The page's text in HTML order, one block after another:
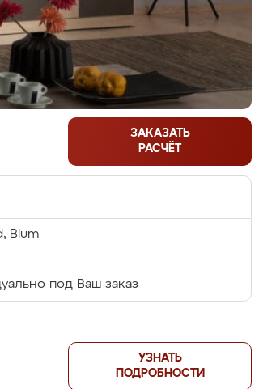
ЗАКАЗАТЬ
РАСЧЁТ
Blum
под Ваш заказ
УЗНАТЬ
ПОДРОБНОСТИ